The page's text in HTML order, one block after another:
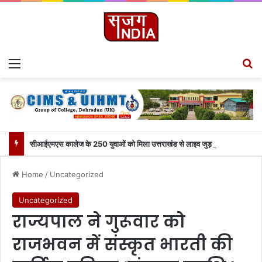
सीआईएमएस कालेज के 250 युवाओं को मिला उत्तराखंड से लाइव जुड़ने का मौका
Home / Uncategorized
Uncategorized
राज्यपाल ने गुरूवार को
राजभवन में संस्कृत भारती की